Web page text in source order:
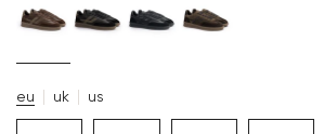
eu uk us